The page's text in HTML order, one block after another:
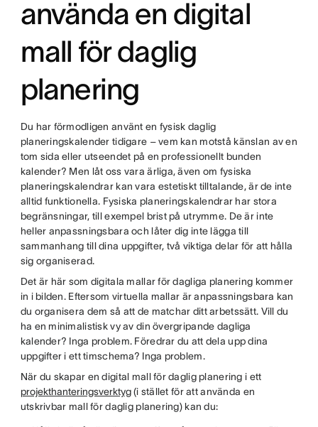
använda en digital
mall för daglig
planering
Du har förmodligen använt en fysisk daglig
planeringskalender tidigare – vem kan motstå känslan av en
tom sida eller utseendet på en professionellt bunden
kalender? Men låt oss vara ärliga, även om fysiska
planeringskalendrar kan vara estetiskt tilltalande, är de inte
alltid funktionella. Fysiska planeringskalendrar har stora
begränsningar, till exempel brist på utrymme. De är inte
heller anpassningsbara och låter dig inte lägga till
sammanhang till dina uppgifter, två viktiga delar för att hålla
sig organiserad.
Det är här som digitala mallar för dagliga planering kommer
in i bilden. Eftersom virtuella mallar är anpassningsbara kan
du organisera dem så att de matchar ditt arbetssätt. Vill du
ha en minimalistisk vy av din övergripande dagliga
kalender? Inga problem. Föredrar du att dela upp dina
uppgifter i ett timschema? Inga problem.
När du skapar en digital mall för daglig planering i ett
projekthanteringsverktyg(i stället för att använda en
utskrivbar mall för daglig planering) kan du: